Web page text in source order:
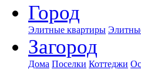
Город
Элитные квартиры
Загород
Дома Поселки Коттеджи